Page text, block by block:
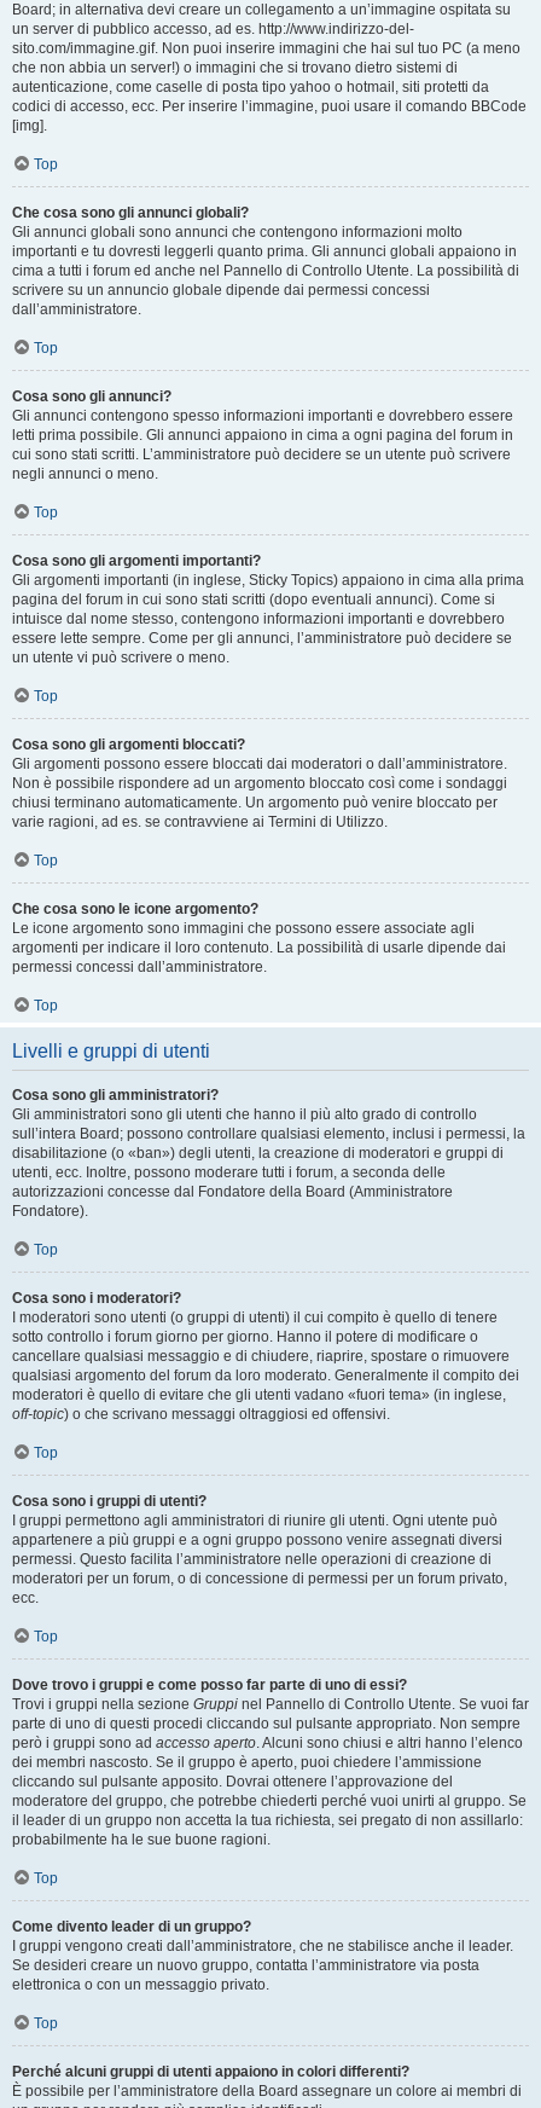
Board; in alternativa devi creare un collegamento a un’immagine ospitata su
un server di pubblico accesso, ad es. http://www.indirizzo-del-
sito.com/immagine.gif. Non puoi inserire immagini che hai sul tuo PC (a meno
che non abbia un server!) o immagini che si trovano dietro sistemi di
autenticazione, come caselle di posta tipo yahoo o hotmail, siti protetti da
codici di accesso, ecc. Per inserire l’immagine, puoi usare il comando BBCode
[img].
Top
Che cosa sono gli annunci globali?
Gli annunci globali sono annunci che contengono informazioni molto
importanti e tu dovresti leggerli quanto prima. Gli annunci globali appaiono in
cima a tutti i forum ed anche nel Pannello di Controllo Utente. La possibilità di
scrivere su un annuncio globale dipende dai permessi concessi
dall’amministratore.
Top
Cosa sono gli annunci?
Gli annunci contengono spesso informazioni importanti e dovrebbero essere
letti prima possibile. Gli annunci appaiono in cima a ogni pagina del forum in
cui sono stati scritti. L’amministratore può decidere se un utente può scrivere
negli annunci o meno.
Top
Cosa sono gli argomenti importanti?
Gli argomenti importanti (in inglese, Sticky Topics) appaiono in cima alla prima
pagina del forum in cui sono stati scritti (dopo eventuali annunci). Come si
intuisce dal nome stesso, contengono informazioni importanti e dovrebbero
essere lette sempre. Come per gli annunci, l’amministratore può decidere se
un utente vi può scrivere o meno.
Top
Cosa sono gli argomenti bloccati?
Gli argomenti possono essere bloccati dai moderatori o dall’amministratore.
Non è possibile rispondere ad un argomento bloccato così come i sondaggi
chiusi terminano automaticamente. Un argomento può venire bloccato per
varie ragioni, ad es. se contravviene ai Termini di Utilizzo.
Top
Che cosa sono le icone argomento?
Le icone argomento sono immagini che possono essere associate agli
argomenti per indicare il loro contenuto. La possibilità di usarle dipende dai
permessi concessi dall’amministratore.
Top
Livelli e gruppi di utenti
Cosa sono gli amministratori?
Gli amministratori sono gli utenti che hanno il più alto grado di controllo
sull’intera Board; possono controllare qualsiasi elemento, inclusi i permessi, la
disabilitazione (o «ban») degli utenti, la creazione di moderatori e gruppi di
utenti, ecc. Inoltre, possono moderare tutti i forum, a seconda delle
autorizzazioni concesse dal Fondatore della Board (Amministratore
Fondatore).
Top
Cosa sono i moderatori?
I moderatori sono utenti (o gruppi di utenti) il cui compito è quello di tenere
sotto controllo i forum giorno per giorno. Hanno il potere di modificare o
cancellare qualsiasi messaggio e di chiudere, riaprire, spostare o rimuovere
qualsiasi argomento del forum da loro moderato. Generalmente il compito dei
moderatori è quello di evitare che gli utenti vadano «fuori tema» (in inglese,
off-topic) o che scrivano messaggi oltraggiosi ed offensivi.
Top
Cosa sono i gruppi di utenti?
I gruppi permettono agli amministratori di riunire gli utenti. Ogni utente può
appartenere a più gruppi e a ogni gruppo possono venire assegnati diversi
permessi. Questo facilita l’amministratore nelle operazioni di creazione di
moderatori per un forum, o di concessione di permessi per un forum privato,
ecc.
Top
Dove trovo i gruppi e come posso far parte di uno di essi?
Trovi i gruppi nella sezione Gruppi nel Pannello di Controllo Utente. Se vuoi far
parte di uno di questi procedi cliccando sul pulsante appropriato. Non sempre
però i gruppi sono ad accesso aperto. Alcuni sono chiusi e altri hanno l’elenco
dei membri nascosto. Se il gruppo è aperto, puoi chiedere l’ammissione
cliccando sul pulsante apposito. Dovrai ottenere l’approvazione del
moderatore del gruppo, che potrebbe chiederti perché vuoi unirti al gruppo. Se
il leader di un gruppo non accetta la tua richiesta, sei pregato di non assillarlo:
probabilmente ha le sue buone ragioni.
Top
Come divento leader di un gruppo?
I gruppi vengono creati dall’amministratore, che ne stabilisce anche il leader.
Se desideri creare un nuovo gruppo, contatta l’amministratore via posta
elettronica o con un messaggio privato.
Top
Perché alcuni gruppi di utenti appaiono in colori differenti?
È possibile per l’amministratore della Board assegnare un colore ai membri di